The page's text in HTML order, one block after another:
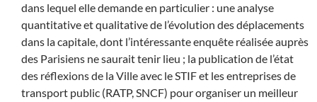
dans lequel elle demande en particulier : une analyse
quantitative et qualitative de l’évolution des déplacements
dans la capitale, dont l’intéressante enquête réalisée auprès
des Parisiens ne saurait tenir lieu ; la publication de l’état
des réflexions de la Ville avec le STIF et les entreprises de
transport public (RATP, SNCF) pour organiser un meilleur